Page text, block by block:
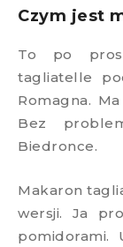
Czym jest
To po
tagliatelle
Romagna.
Bez
Biedronce.
Makaron
wersji. Ja
pomidorami.